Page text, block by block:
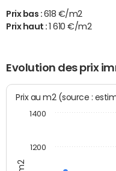
Prix bas : 618 €/m2
Prix haut :
1 610 €/m2
Evolution des prix
Prix au m2 (source
1200
1400